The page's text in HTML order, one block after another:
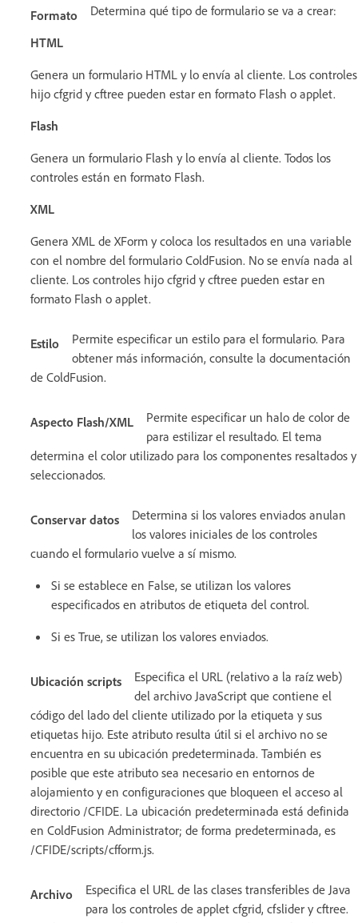
Formato
Determina qué tipo de formulario se va a crear:
HTML
Genera un formulario HTML y lo envía al cliente. Los controles
hijo cfgrid y cftree pueden estar en formato Flash o applet.
Flash
Genera un formulario Flash y lo envía al cliente. Todos los
controles están en formato Flash.
XML
Genera XML de XForm y coloca los resultados en una variable
con el nombre del formulario ColdFusion. No se envía nada al
cliente. Los controles hijo cfgrid y cftree pueden estar en
formato Flash o applet.
Estilo
Permite especificar un estilo para el formulario. Para
obtener más información, consulte la documentación
de ColdFusion.
Aspecto Flash/XML
Permite especificar un halo de color de
para estilizar el resultado. El tema
determina el color utilizado para los componentes resaltados y
seleccionados.
Conservar datos
Determina si los valores enviados anulan
los valores iniciales de los controles
cuando el formulario vuelve a sí mismo.
Si se establece en False, se utilizan los valores
especificados en atributos de etiqueta del control.
Si es True, se utilizan los valores enviados.
Ubicación scripts
Especifica el URL (relativo a la raíz web)
del archivo JavaScript que contiene el
código del lado del cliente utilizado por la etiqueta y sus
etiquetas hijo. Este atributo resulta útil si el archivo no se
encuentra en su ubicación predeterminada. También es
posible que este atributo sea necesario en entornos de
alojamiento y en configuraciones que bloqueen el acceso al
directorio /CFIDE. La ubicación predeterminada está definida
en ColdFusion Administrator; de forma predeterminada, es
/CFIDE/scripts/cfform.js.
Archivo
Especifica el URL de las clases transferibles de Java
para los controles de applet cfgrid, cfslider y cftree.